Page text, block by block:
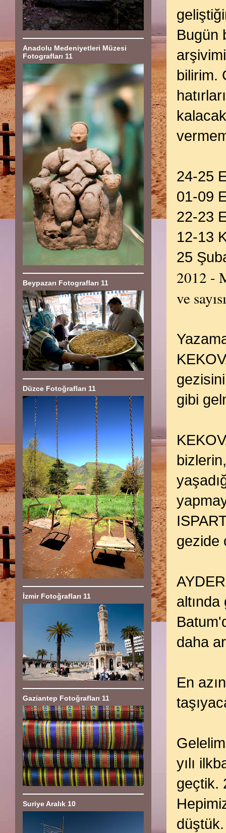
Bugün
bilirim.
24-25
01-09
22-23
12-13
25
2012 -
ve
gibi
gezide
daha
En
yılı
geçtik.
Anadolu Medeniyetleri Müzesi
Fotografları 11
Beypazarı Fotografları 11
Düzce Fotoğrafları 11
İzmir Fotoğrafları 11
Gaziantep Fotoğrafları 11
Suriye Aralık 10